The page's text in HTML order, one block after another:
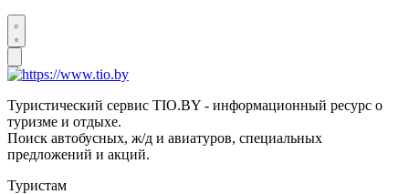
Туристический сервис TIO.BY - информационный ресурс о
туризме и отдыхе.
Поиск автобусных, ж/д и авиатуров, специальных
предложений и акций.
Туристам